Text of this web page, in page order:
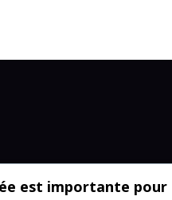
est importante pour